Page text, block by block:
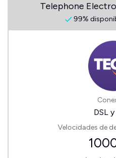
Telephone
99%
DSL
Velocidades de